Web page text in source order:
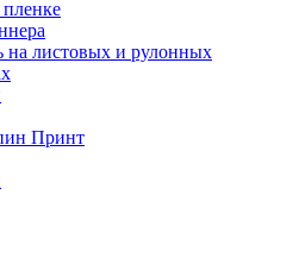
на листовых и рулонных
Принт